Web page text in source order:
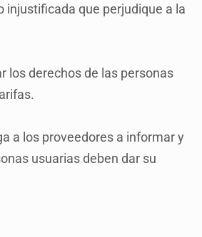
injustificada que perjudique a la
los derechos de las personas
a los proveedores a informar y
usuarias deben dar su